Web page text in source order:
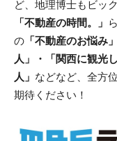
ど、地理博士もビッ
「不動産の時間。」
の 「不動産のお悩み」
人」・「関西に観光
人」 などなど、全方
期待ください！